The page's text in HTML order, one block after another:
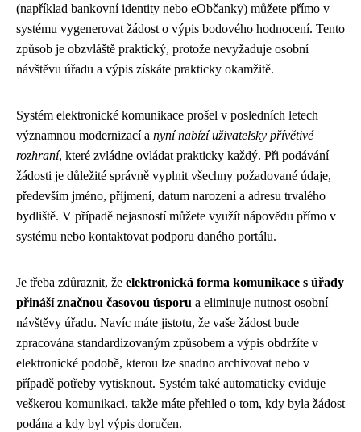
(například bankovní identity nebo eObčanky) můžete přímo v
systému vygenerovat žádost o výpis bodového hodnocení. Tento
způsob je obzvláště praktický, protože nevyžaduje osobní
návštěvu úřadu a výpis získáte prakticky okamžitě.
Systém elektronické komunikace prošel v posledních letech
významnou modernizací a nyní nabízí uživatelsky přívětivé
rozhraní, které zvládne ovládat prakticky každý. Při podávání
žádosti je důležité správně vyplnit všechny požadované údaje,
především jméno, příjmení, datum narození a adresu trvalého
bydliště. V případě nejasností můžete využít nápovědu přímo v
systému nebo kontaktovat podporu daného portálu.
Je třeba zdůraznit, že elektronická forma komunikace s úřady
přináší značnou časovou úsporu a eliminuje nutnost osobní
návštěvy úřadu. Navíc máte jistotu, že vaše žádost bude
zpracována standardizovaným způsobem a výpis obdržíte v
elektronické podobě, kterou lze snadno archivovat nebo v
případě potřeby vytisknout. Systém také automaticky eviduje
veškerou komunikaci, takže máte přehled o tom, kdy byla žádost
podána a kdy byl výpis doručen.